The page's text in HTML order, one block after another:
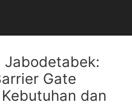
Jabodetabek:
Gate
dan